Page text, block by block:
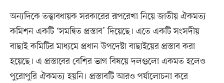
অন্যদিকে তত্ত্বাবধায়ক সরকারের রূপরেখা নিয়ে জাতীয় ঐকমত্য
কমিশন একটি ‘সমন্বিত প্রস্তাব’ দিয়েছে। এতে একটি সংসদীয়
বাছাই কমিটির মাধ্যমে প্রধান উপদেষ্টা বাছাইয়ের প্রস্তাব করা
হয়েছে। এ প্রস্তাবের বেশির ভাগ বিষয়ে দলগুলো একমত হলেও
পুরোপুরি ঐকমত্য হয়নি। প্রস্তাবটি আরও পর্যালোচনা করে